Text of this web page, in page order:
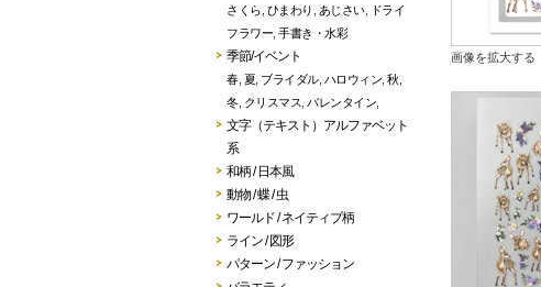
さくら ひまわり あじさい,
ドライ
フラワー 手書き・水彩
季節/イベント
春, 夏 ブライダル, ハロウィン 秋
冬, クリスマス バレンタイン
文字（テキスト）アルファベット
系
和柄 / 日本風
動物 / 蝶 / 虫
ワールド / ネイティブ柄
ライン / 図形
パターン / ファッション
画像を拡大する